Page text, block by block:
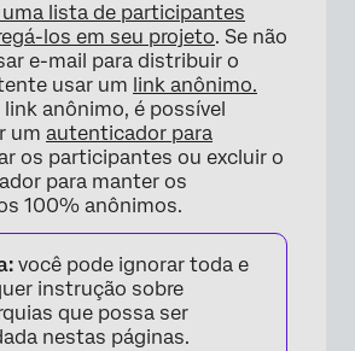
uma lista de participantes
los em seu projeto. Se não
e-mail para distribuir o
usar um link anônimo.
anônimo, é possível
um autenticador para
os participantes ou excluir o
para manter os
100% anônimos.
você pode ignorar toda e
instrução sobre
que possa ser
nestas páginas.